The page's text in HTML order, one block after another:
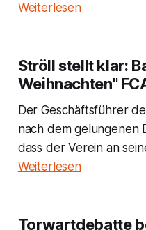
Weiterlesen
Ströll stellt klar:
Weihnachten"
Der Geschäftsführer
nach dem gelungenen
dass der Verein an
Weiterlesen
Torwartdebatte